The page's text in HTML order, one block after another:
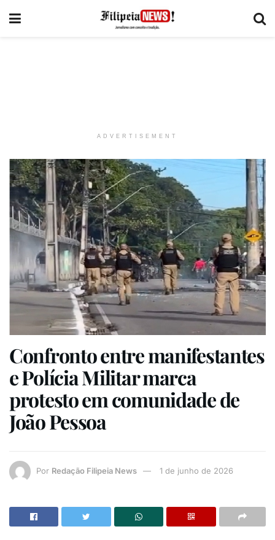
ADVERTISEMENT
Confronto entre manifestantes
e Polícia Militar marca
protesto em comunidade de
João Pessoa
Por Redação Filipeia News 1 de junho de 2026